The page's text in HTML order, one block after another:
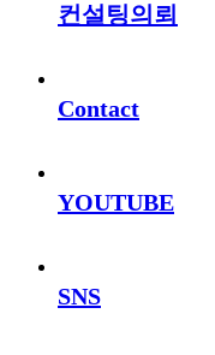
컨설팅의뢰
Contact
YOUTUBE
SNS